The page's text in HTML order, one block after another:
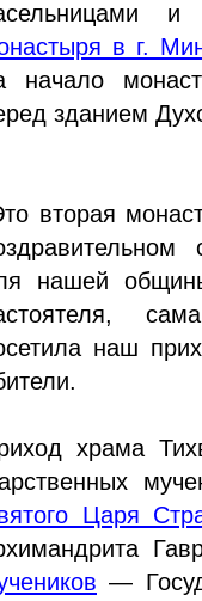
в г.
начало
зданием
вторая
нашей
наш
храма
Царя
—